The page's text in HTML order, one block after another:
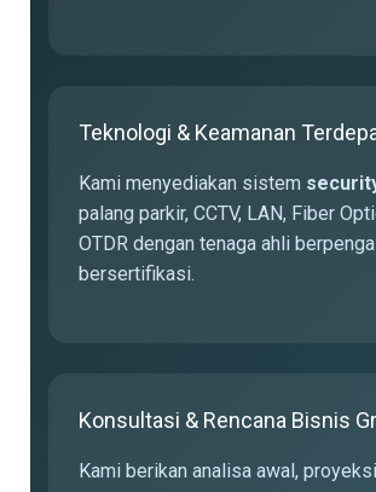
Teknologi & Keamanan
Kami menyediakan sistem
palang parkir, CCTV, LAN, Fiber
OTDR dengan tenaga ahli
bersertifikasi.
Konsultasi & Rencana Bisnis
Kami berikan analisa awal, proyeksi